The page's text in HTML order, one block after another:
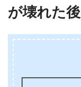
が壊れた